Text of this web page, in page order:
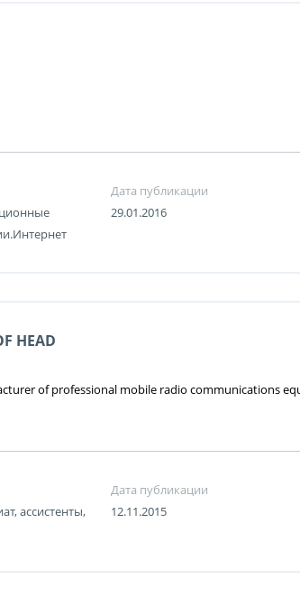
Дата публикации
29.01.2016
HEAD
of professional mobile radio communications
Дата публикации
ассистенты,
12.11.2015